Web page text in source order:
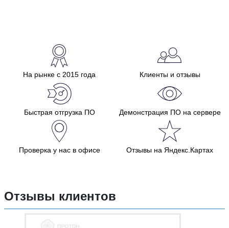
На рынке с 2015 года Клиенты и отзывы
Быстрая отгрузка ПО Демонстрация ПО на сервере
Проверка у нас в офисе Отзывы на Яндекс.Картах
Отзывы клиентов